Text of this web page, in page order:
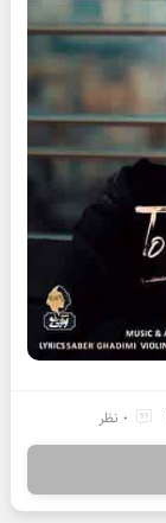
0 نظر